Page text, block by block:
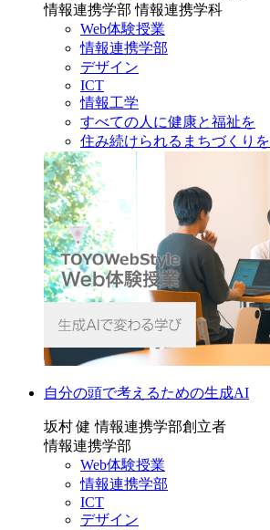
情報連携学部 情報連携学科
Web体験授業
情報連携学部
デザイン
ICT
情報工学
すべての人に健康と福祉を
住み続けられるまちづくりを
自分の頭で考えるための生成AI
坂村 健 情報連携学部創立者
情報連携学部
Web体験授業
情報連携学部
ICT
デザイン